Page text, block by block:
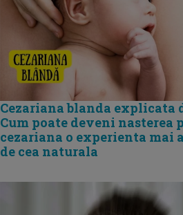
Cezariana blanda explicata
Cum poate deveni nasterea
cezariana o experienta mai
de cea naturala